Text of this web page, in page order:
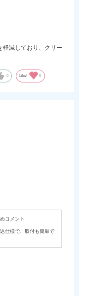
軽減しており、クリー
0 Like! 0
コメント
仕様で、取付も簡単で